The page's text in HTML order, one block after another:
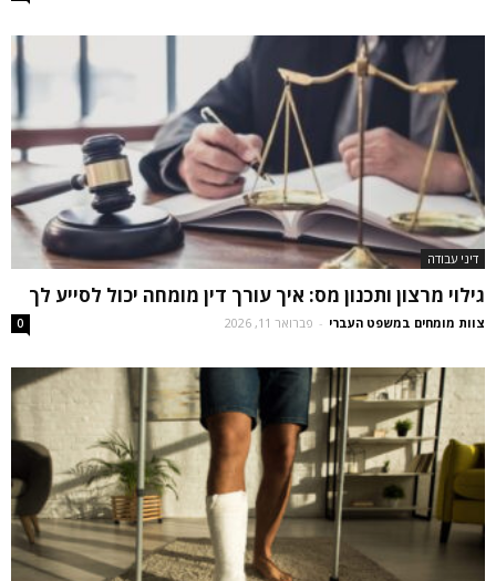
דיני עבודה
גילוי מרצון ותכנון מס: איך עורך דין מומחה יכול לסייע לך
צוות מומחים במשפט העברי - פברואר 11, 2026 0